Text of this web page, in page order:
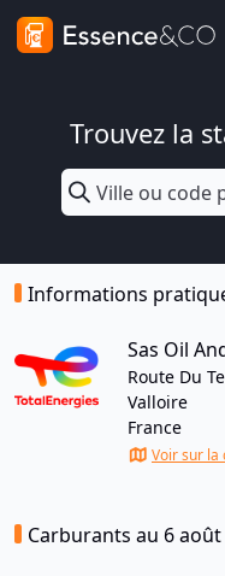
Trouvez la
Informations
Sas Oil
Route Du
Valloire
France
Voir sur la
Carburants au 6 août